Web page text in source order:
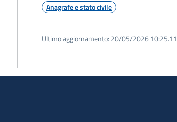
Anagrafe e stato civile
Ultimo aggiornamento: 20/05/2026 10:25.11